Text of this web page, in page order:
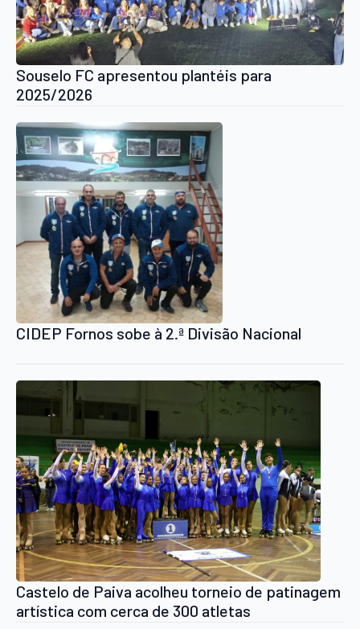
Souselo FC apresentou plantéis para
2025/2026
CIDEP Fornos sobe à 2.ª Divisão Nacional
Castelo de Paiva acolheu torneio de patinagem
artística com cerca de 300 atletas